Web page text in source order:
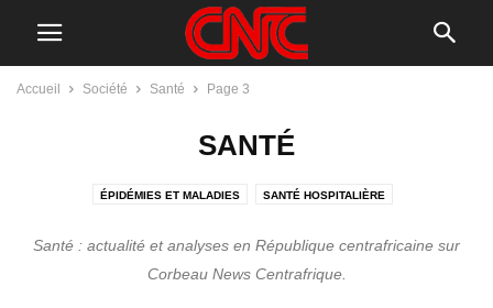
Accueil Société Santé Page 3
SANTÉ
ÉPIDÉMIES ET MALADIES SANTÉ HOSPITALIÈRE
SYSTÈME DE SANTÉ ET POLITIQUES SANITAIRES
Santé : actualité et analyses en République centrafricaine sur
Corbeau News Centrafrique.